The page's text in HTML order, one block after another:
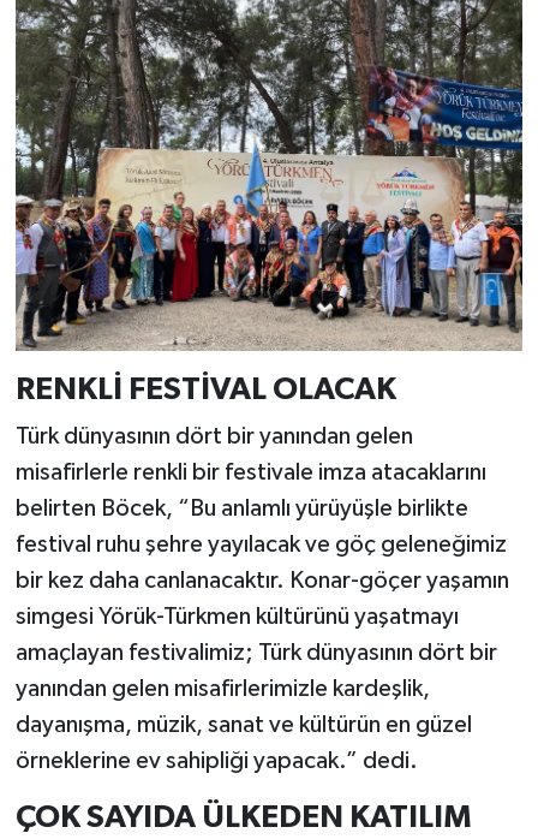
RENKLİ FESTİVAL OLACAK
Türk dünyasının dört bir yanından gelen
misafirlerle renkli bir festivale imza atacaklarını
belirten Böcek, “Bu anlamlı yürüyüşle birlikte
festival ruhu şehre yayılacak ve göç geleneğimiz
bir kez daha canlanacaktır. Konar-göçer yaşamın
simgesi Yörük-Türkmen kültürünü yaşatmayı
amaçlayan festivalimiz; Türk dünyasının dört bir
yanından gelen misafirlerimizle kardeşlik,
dayanışma, müzik, sanat ve kültürün en güzel
örneklerine ev sahipliği yapacak.” dedi.
ÇOK SAYIDA ÜLKEDEN KATILIM